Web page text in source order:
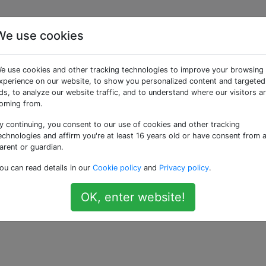
t-il une ROM
disent qu'elles nécessitent un téléphone rooté.
pour rooter un téléphone?
cette réponse, mais mon téléphone n'est pas
use cookies
use cookies and other tracking technologies to improve your browsing
on our website, to show you personalized content and targeted
to analyze our website traffic, and to understand where our visitors
from.
continuing, you consent to our use of cookies and other tracking
and affirm you're at least 16 years old or have consent from a
or guardian.
can read details in our Cookie policy and Privacy policy.
OK, enter website!